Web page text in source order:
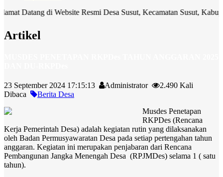
di Website Resmi Desa Susut, Kecamatan Susut, Kabupaten
Artikel
23 September 2024 17:15:13 Administrator
2.490 Kali
Dibaca
Berita Desa
Musdes Penetapan
RKPDes (Rencana
Kerja Pemerintah Desa) adalah kegiatan rutin yang dilaksanakan
oleh Badan Permusyawaratan Desa pada setiap pertengahan tahun
anggaran. Kegiatan ini merupakan penjabaran dari Rencana
Pembangunan Jangka Menengah Desa (RPJMDes) selama 1 ( satu
tahun).